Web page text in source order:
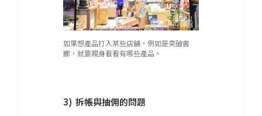
如果想產品打入某些店舖，例如是突破書
廊，就要親身看看有哪些產品。
3) 拆帳與抽佣的問題